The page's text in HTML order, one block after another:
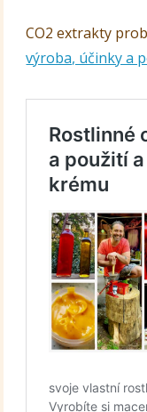
CO2 extrakty
výroba, účinky a